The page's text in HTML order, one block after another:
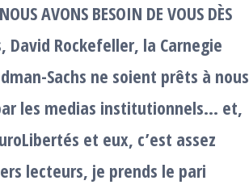
AVONS BESOIN DE VOUS DÈS
David Rockefeller, la Carnegie
Sachs ne soient prêts à nous
les medias institutionnels… et,
et eux, c’est assez
lecteurs, je prends le pari